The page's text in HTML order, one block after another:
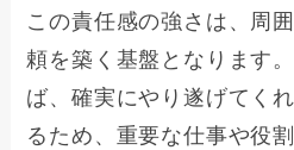
この責任感の強さは、周
頼を築く基盤となります
ば、確実にやり遂げてく
るため、重要な仕事や役